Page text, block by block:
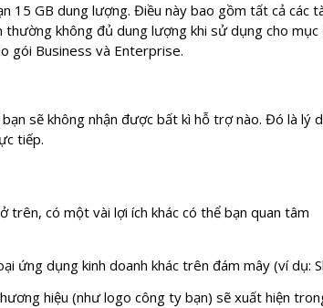
15 GB dung lượng. Điều này bao gồm tất cả
không đủ dung lượng khi sử dụng cho
gói Business và Enterprise.
sẽ không nhận được bất kì hỗ trợ nào. Đó là lý
tiếp.
trên, có một vài lợi ích khác có thể bạn quan tâm
ứng dụng kinh doanh khác trên đám mây (ví dụ:
hiệu (như logo công ty bạn) sẽ xuất hiện